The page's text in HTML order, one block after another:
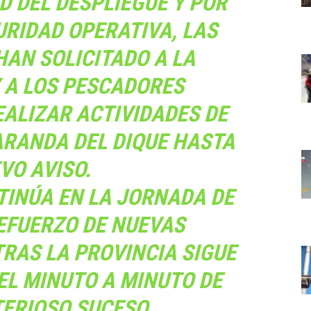
OPERATIVA, LAS
SOLICITADO A LA
LOS PESCADORES
ACTIVIDADES DE
DEL DIQUE HASTA
AVISO.
EN LA JORNADA DE
DE NUEVAS
LA PROVINCIA SIGUE
MINUTO A MINUTO DE